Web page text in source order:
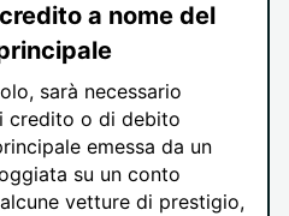
a nome del
sarà necessario
credito o di debito
emessa da un
su un conto
vetture di prestigio,